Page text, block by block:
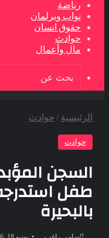
رياضة
نواب وبرلمان
حقوق انسان
حوادث
مال وأعمال
الرئيسية / حوادث
حوادث
السجن
طفل
بالبحيرة